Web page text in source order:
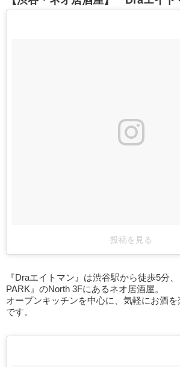
投稿を見る
『Draエイトマン』は渋谷駅から徒歩5分
PARK』のNorth 3Fにあるネオ居酒屋。
オープンキッチンを中心に、気軽にお酒
です。